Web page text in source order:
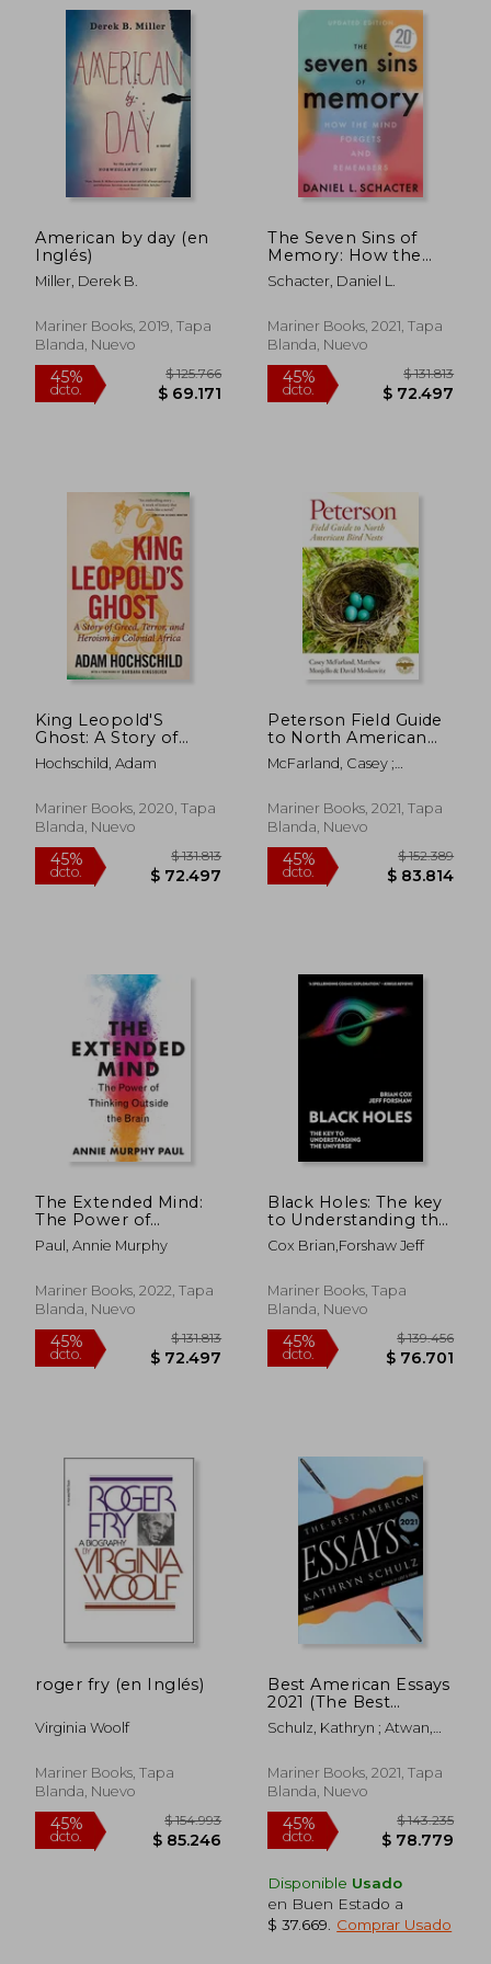
45% $ 82.271
$ 45.249
45%
45%
dcto.
American by day (en
Inglés)
Miller, Derek B.
Mariner Books, 2019, Tapa
Blanda, Nuevo
45%
The Seven Sins of
Memory: How the
Mind Forgets and
Remembers (en
Schacter, Daniel L.
Mariner Books, 2021, Tapa
Blanda, Nuevo
45%
dcto.
King Leopold'S
Ghost: A Story of
Greed, Terror, and
Heroism in Colonial
Hochschild, Adam
Mariner Books, 2020, Tapa
Blanda, Nuevo
Peterson Field Guide
to North American
Bird Nests (Peterson
Field Guides) (en
McFarland, Casey ;
Moskowitz, David
Mariner Books, 2021, Tapa
Blanda, Nuevo
The Extended Mind:
The Power of
Thinking Outside the
Brain (en Inglés)
Paul, Annie Murphy
Mariner Books, 2022, Tapa
Blanda, Nuevo
Black Holes: The key
to Understanding the
Universe (en Inglés)
Cox Brian,Forshaw Jeff
Mariner Books, Tapa
Blanda, Nuevo
roger fry (en Inglés)
Virginia Woolf
Mariner Books, Tapa
Blanda, Nuevo
Best American Essays
2021 (The Best
American Series ®)
(en Inglés)
Schulz, Kathryn ; Atwan,
Mariner Books, 2021, Tapa
Blanda, Nuevo
Disponible Usado
en Buen Estado a
$ 37.669
Comprar Usado